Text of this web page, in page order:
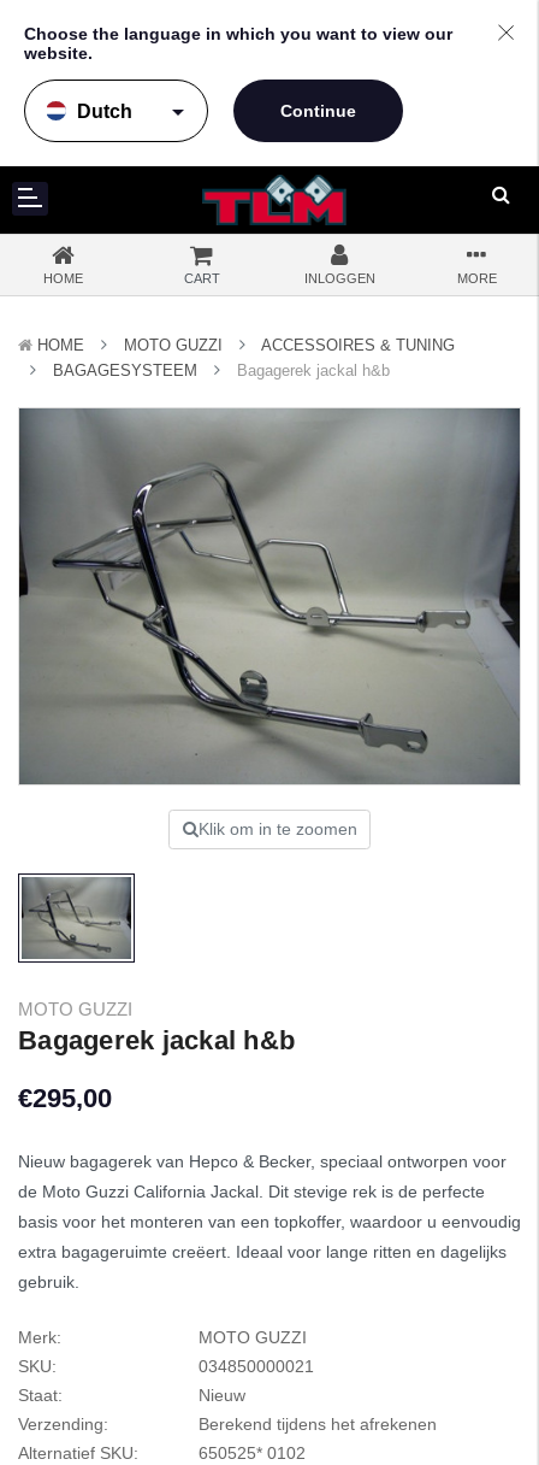
Choose the language in which you want to view our
website.
arrow_drop_down
HOME CART INLOGGEN MORE
HOME MOTO GUZZI
ACCESSOIRES & TUNING
BAGAGESYSTEEM
Bagagerek jackal h&b
Klik om in te zoomen
MOTO GUZZI
Bagagerek jackal h&b
€295,00
Nieuw bagagerek van Hepco & Becker, speciaal ontworpen voor
de Moto Guzzi California Jackal. Dit stevige rek is de perfecte
basis voor het monteren van een topkoffer, waardoor u eenvoudig
extra bagageruimte creëert. Ideaal voor lange ritten en dagelijks
gebruik.
Merk:
MOTO GUZZI
SKU:
034850000021
Staat:
Nieuw
Verzending:
Berekend tijdens het afrekenen
Alternatief SKU:
650525* 0102